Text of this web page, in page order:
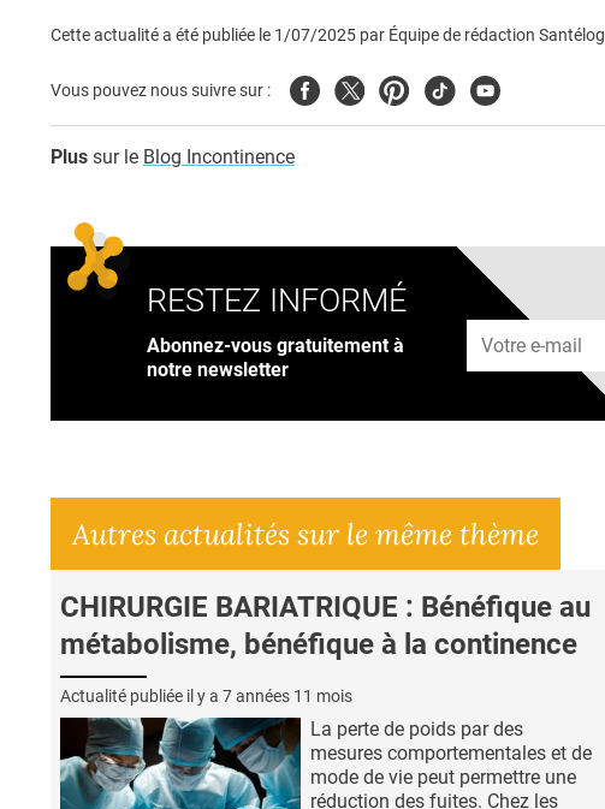
Cette actualité a été publiée le 1/07/2025 par Équipe de rédaction Santélog
Vous pouvez nous suivre sur : FacebookTwitterPinterest
TiktokYoutube
Plus sur le Blog Incontinence
RESTEZ INFORMÉ
Abonnez-vous gratuitement à
notre newsletter
Adresse e-mail
Autres actualités sur le même thème
CHIRURGIE BARIATRIQUE : Bénéfique au
métabolisme, bénéfique à la continence
Actualité publiée il y a 7 années 11 mois
La perte de poids par des
mesures comportementales et de
mode de vie peut permettre une
réduction des fuites. Chez les